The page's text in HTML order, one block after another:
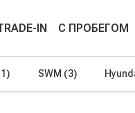
IN С ПРОБЕГОМ
SWM (3)